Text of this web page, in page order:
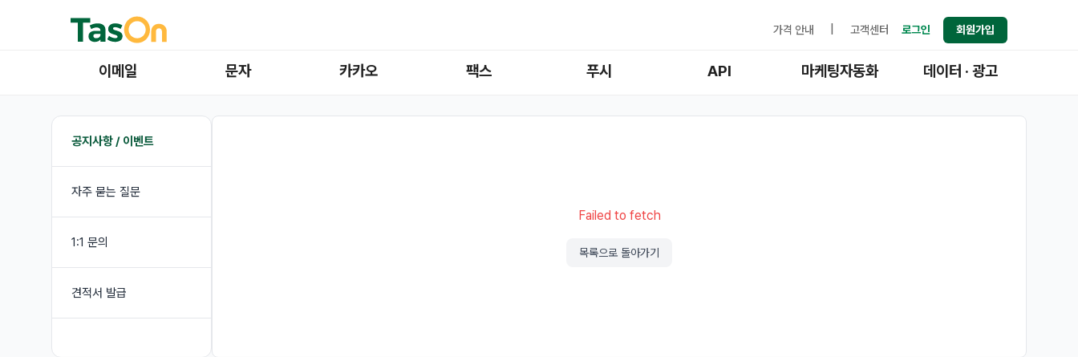
가격 안내 고객센터 로그인 회원가입
이메일 문자 카카오 팩스 푸시 API 마케팅자동화 데이터 · 광고
공지사항 / 이벤트
자주 묻는 질문
1:1 문의
견적서 발급
Failed to fetch
목록으로 돌아가기